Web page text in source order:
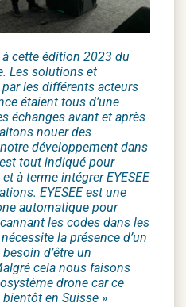
à cette édition 2023 du
Les solutions et
les différents acteurs
étaient tous d’une
échanges avant et après
nouer des
développement dans
tout indiqué pour
à terme intégrer EYESEE
EYESEE est une
automatique pour
les codes dans les
la présence d’un
d’être un
cela nous faisons
drone car ce
en Suisse »